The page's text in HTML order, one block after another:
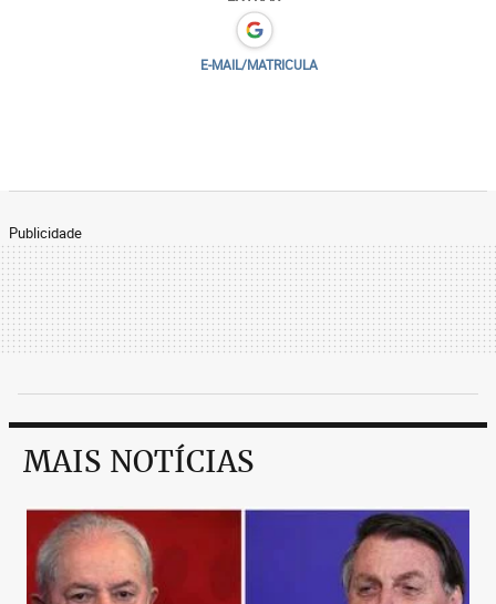
E-MAIL/MATRICULA
Publicidade
MAIS NOTÍCIAS